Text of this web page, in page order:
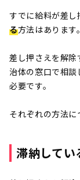
すでに給料が差
る方法はあります。
差し押さえを解
治体の窓口で相
必要です。
それぞれの方法に
滞納してい